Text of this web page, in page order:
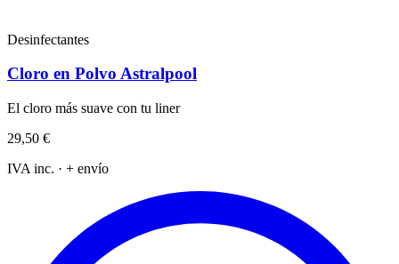
Desinfectantes
Cloro en Polvo Astralpool
El cloro más suave con tu liner
29,50 €
IVA inc. · + envío